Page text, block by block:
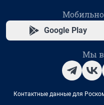
Google Play
Мы в
Контактные данные для